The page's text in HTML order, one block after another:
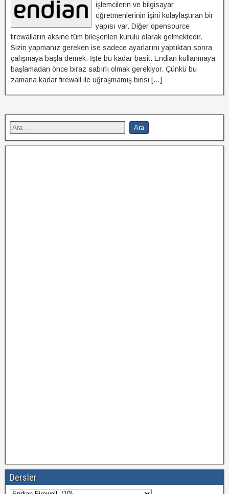
işlemcilerin ve bilgisayar
öğretmenlerinin işini kolaylaştıran bir
yapısı var. Diğer opensource
firewalların aksine tüm bileşenleri kurulu olarak gelmektedir.
Sizin yapmanız gereken ise sadece ayarlarını yaptıktan sonra
çalışmaya başla demek. İşte bu kadar basit. Endian kullanmaya
başlamadan önce biraz sabırlı olmak gerekiyor. Çünkü bu
zamana kadar firewall ile uğraşmamış birisi […]
Dersler